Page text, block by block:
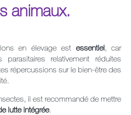
animaux.
en élevage est essentiel, car
relativement réduites
répercussions sur le bien-être des
il est recommandé de mettre
lutte intégrée.